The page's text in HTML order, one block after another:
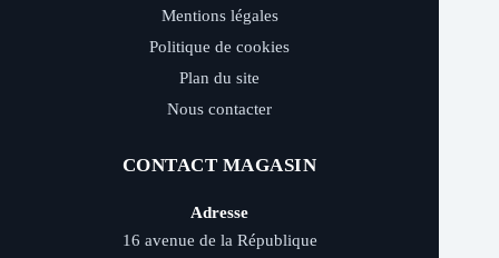
Mentions légales
Politique de cookies
Plan du site
Nous contacter
CONTACT MAGASIN
Adresse
16 avenue de la République